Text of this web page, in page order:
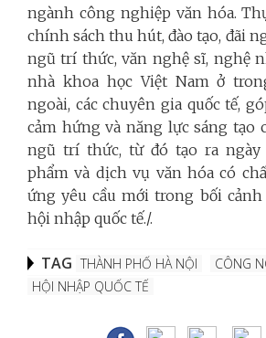
ngành công nghiệp văn hóa.
chính sách thu hút, đào tạo, đãi
ngũ trí thức, văn nghệ sĩ, nghệ
nhà khoa học Việt Nam ở
ngoài, các chuyên gia quốc tế,
cảm hứng và năng lực sáng tạo
ngũ trí thức, từ đó tạo ra ngày
phẩm và dịch vụ văn hóa có
ứng yêu cầu mới trong bối cảnh
hội nhập quốc tế./.
TAG THÀNH PHỐ HÀ NỘI
CÔNG
HỘI NHẬP QUỐC TẾ